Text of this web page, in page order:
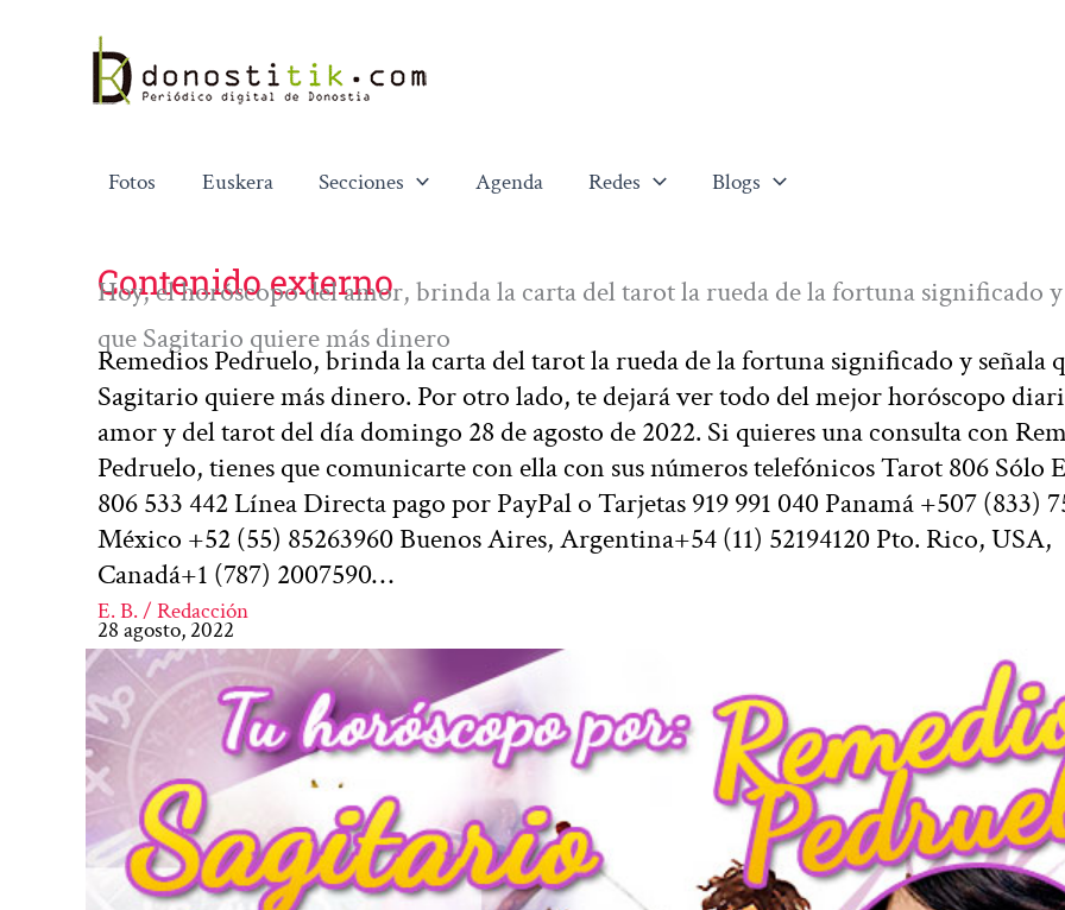
contenido
Fotos Euskera Secciones Agenda Redes Blogs
Contenido externo
Hoy, el horóscopo del amor, brinda la carta del tarot la rueda de la fortuna significado y
que Sagitario quiere más dinero
Remedios Pedruelo, brinda la carta del tarot la rueda de la fortuna significado y señala
Sagitario quiere más dinero. Por otro lado, te dejará ver todo del mejor horóscopo
amor y del tarot del día domingo 28 de agosto de 2022. Si quieres una consulta con
Pedruelo, tienes que comunicarte con ella con sus números telefónicos Tarot 806 Sólo
806 533 442 Línea Directa pago por PayPal o Tarjetas 919 991 040 Panamá +507 (833)
México +52 (55) 85263960 Buenos Aires, Argentina+54 (11) 52194120 Pto. Rico, USA,
Canadá+1 (787) 2007590…
E. B. / Redacción
28 agosto, 2022